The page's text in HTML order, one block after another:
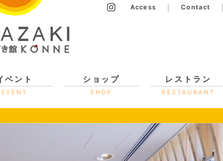
Access Contact
ベント
EVENT
ショップ
SHOP
レストラン
RESTAURANT